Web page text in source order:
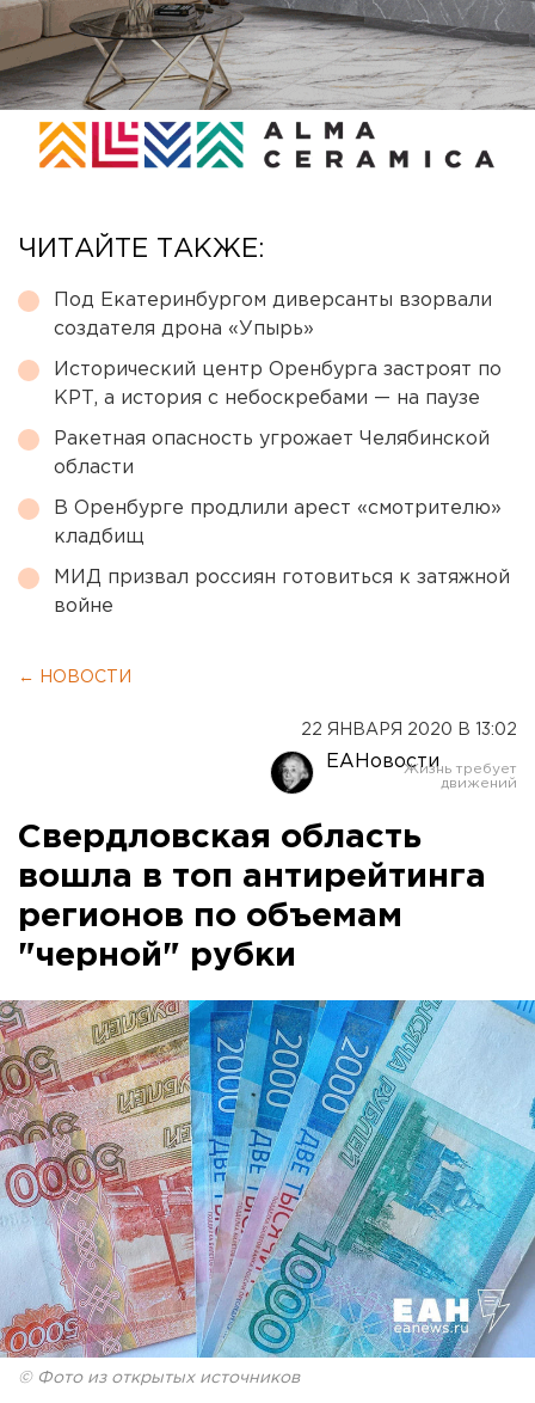
ЧИТАЙТЕ ТАКЖЕ:
Под Екатеринбургом диверсанты взорвали
создателя дрона «Упырь»
Исторический центр Оренбурга застроят по
КРТ, а история с небоскребами — на паузе
Ракетная опасность угрожает Челябинской
области
В Оренбурге продлили арест «смотрителю»
кладбищ
МИД призвал россиян готовиться к затяжной
войне
← НОВОСТИ
22 ЯНВАРЯ 2020 В 13:02
ЕАНовости
Свердловская область
вошла в топ антирейтинга
регионов по объемам
"черной" рубки
© Фото из открытых источников